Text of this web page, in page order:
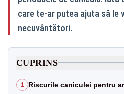
care te-ar putea ajuta să le
necuvântători.
CUPRINS
1 Riscurile caniculei pentru